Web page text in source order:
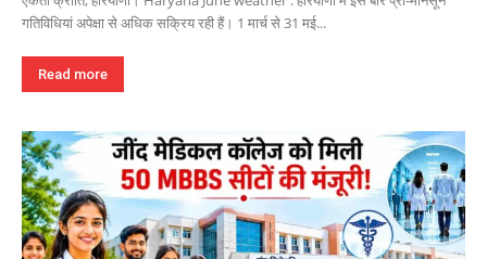
गतिविधियां अपेक्षा से अधिक सक्रिय रही हैं। 1 मार्च से 31 मई...
Read more